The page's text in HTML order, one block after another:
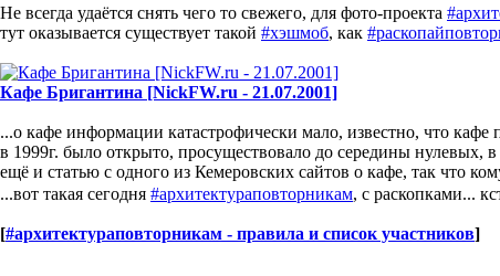
Не всегда удаётся снять чего то свежего, для фото-проекта
тут оказывается существует такой #хэшмоб, как
Кафе Бригантина [NickFW.ru - 21.07.2001]
...о кафе информации катастрофически мало, известно, что кафе
в 1999г. было открыто, просуществовало до середины нулевых,
ещё и статью с одного из Кемеровских сайтов о кафе, так что
...вот такая сегодня #архитектураповторникам, с раскопками...
[#архитектураповторникам - правила и список участников]